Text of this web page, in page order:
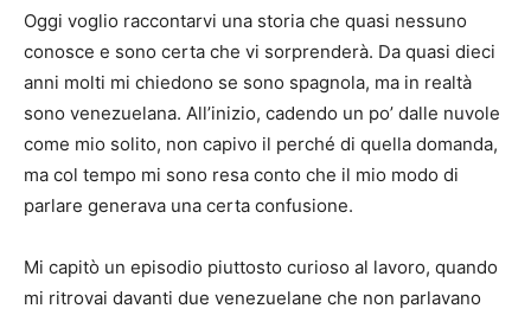
Oggi voglio raccontarvi una storia che quasi nessuno
conosce e sono certa che vi sorprenderà. Da quasi dieci
anni molti mi chiedono se sono spagnola, ma in realtà
sono venezuelana. All’inizio, cadendo un po’ dalle nuvole
come mio solito, non capivo il perché di quella domanda,
ma col tempo mi sono resa conto che il mio modo di
parlare generava una certa confusione.
Mi capitò un episodio piuttosto curioso al lavoro, quando
mi ritrovai davanti due venezuelane che non parlavano